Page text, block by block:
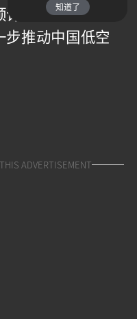
知道了
飞行汽车有望
推动中国低空
ADVERTISEMENT